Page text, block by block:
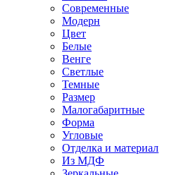
Современные
Модерн
Цвет
Белые
Венге
Светлые
Темные
Размер
Малогабаритные
Форма
Угловые
Отделка и материал
Из МДФ